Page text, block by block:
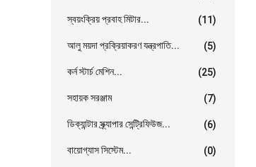
স্বয়ংক্রিয় প্রবাহ মিটার... (11)
আলু ময়দা প্রক্রিয়াকরণ যন্ত্রপাতি... (5)
কর্ন স্টার্চ মেশিন... (25)
সহায়ক সরঞ্জাম (7)
ডিক্যান্টার স্ক্র্যাপার সেন্ট্রিফিউজ... (6)
বায়োগ্যাস সিস্টেম... (0)